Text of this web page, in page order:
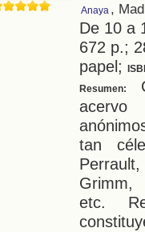
Anaya ,
De 10 a
672 p.;
papel;
Resumen:
acervo
tan
Grimm,
etc.